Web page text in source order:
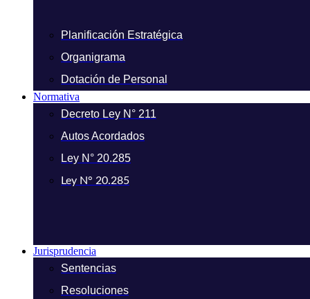
Planificación Estratégica
Organigrama
Dotación de Personal
Normativa
Decreto Ley N° 211
Autos Acordados
Ley N° 20.285
Ley N° 20.285
Jurisprudencia
Sentencias
Resoluciones